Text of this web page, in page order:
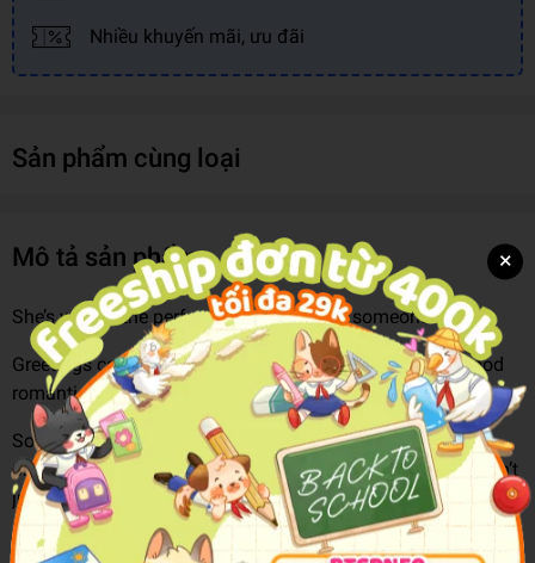
Nhiều khuyến mãi, ưu đãi
Sản phẩm cùng loại
Mô tả sản phẩm
She’s written the perfect romance . . . for someone else
Greetings card copywriter Phoebe Chapman knows a good
romantic line or two – and it makes her a fantastic Cupid.
So when she lands in the Hollywood Hills – a place that
proves film stars, golden beaches and secret waterfalls don’t
just exist in the movies – she can’t resist playing
matchmaker for her handsome neighbour, carpenter Ren.
×